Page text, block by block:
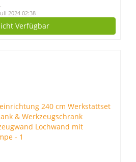
2024 02:38
Verfügbar